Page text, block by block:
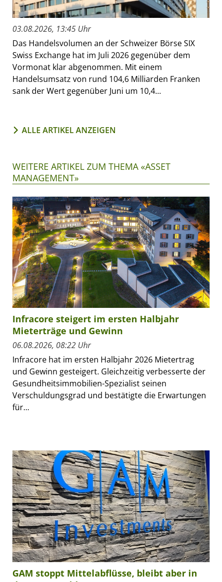
03.08.2026, 13:45 Uhr
Das Handelsvolumen an der Schweizer Börse SIX
Swiss Exchange hat im Juli 2026 gegenüber dem
Vormonat klar abgenommen. Mit einem
Handelsumsatz von rund 104,6 Milliarden Franken
sank der Wert gegenüber Juni um 10,4...
ALLE ARTIKEL ANZEIGEN
WEITERE ARTIKEL ZUM THEMA «ASSET
MANAGEMENT»
Infracore steigert im ersten Halbjahr
Mieterträge und Gewinn
06.08.2026, 08:22 Uhr
Infracore hat im ersten Halbjahr 2026 Mietertrag
und Gewinn gesteigert. Gleichzeitig verbesserte der
Gesundheitsimmobilien-Spezialist seinen
Verschuldungsgrad und bestätigte die Erwartungen
für...
GAM stoppt Mittelabflüsse, bleibt aber in